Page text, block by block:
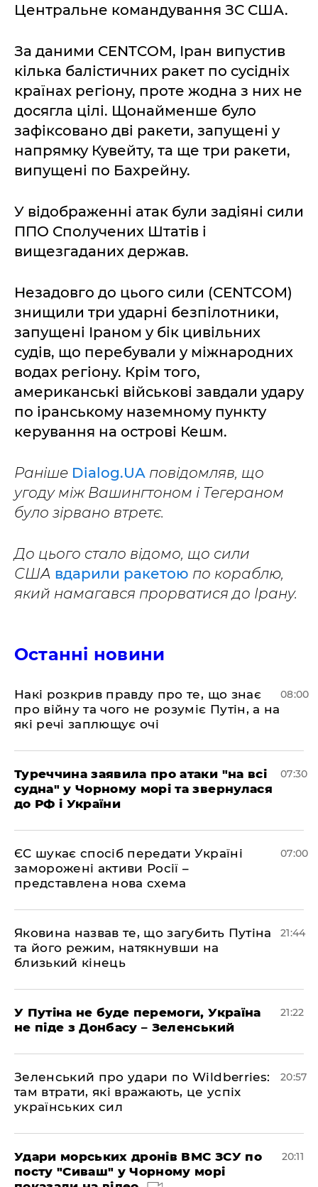
Центральне командування ЗС США.
За даними CENTCOM, Іран випустив
кілька балістичних ракет по сусідніх
країнах регіону, проте жодна з них не
досягла цілі. Щонайменше було
зафіксовано дві ракети, запущені у
напрямку Кувейту, та ще три ракети,
випущені по Бахрейну.
У відображенні атак були задіяні сили
ППО Сполучених Штатів і
вищезгаданих держав.
Незадовго до цього сили (CENTCOM)
знищили три ударні безпілотники,
запущені Іраном у бік цивільних
судів, що перебували у міжнародних
водах регіону. Крім того,
американські військові завдали удару
по іранському наземному пункту
керування на острові Кешм.
Раніше Dialog.UA повідомляв, що
угоду між Вашингтоном і Тегераном
було зірвано втретє.
До цього стало відомо, що сили
США вдарили ракетою по кораблю,
який намагався прорватися до Ірану.
Останні новини
Накі розкрив правду про те, що знає
про війну та чого не розуміє Путін, а на
які речі заплющує очі
08:00
Туреччина заявила про атаки "на всі
судна" у Чорному морі та звернулася
до РФ і України
07:30
ЄС шукає спосіб передати Україні
заморожені активи Росії –
представлена ​​нова схема
07:00
Яковина назвав те, що загубить Путіна
та його режим, натякнувши на
близький кінець
21:44
У Путіна не буде перемоги, Україна
не піде з Донбасу – Зеленський
21:22
Зеленський про удари по Wildberries:
там втрати, які вражають, це успіх
українських сил
20:57
Удари морських дронів ВМС ЗСУ по
посту "Сиваш" у Чорному морі
20:11